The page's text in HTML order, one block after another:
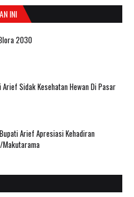
INI
2030
Arief Sidak Kesehatan Hewan Di Pasar
Arief Apresiasi Kehadiran
Makutarama